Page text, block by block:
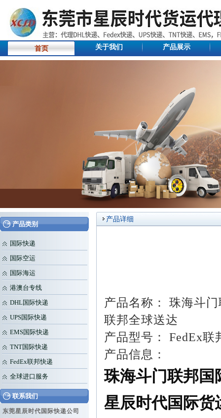
首页 关于我们 产品展示
产品类别
国际快递
国际空运
国际海运
港澳台专线
DHL国际快递
UPS国际快递
EMS国际快递
TNT国际快递
FedEx联邦快递
全球进口服务
联系我们
东莞星辰时代国际快递公司
产品详细
产品名称： 珠海斗
联邦全球送达
产品型号： FedEx
产品信息：
珠海斗门联邦国
星辰时代国际货